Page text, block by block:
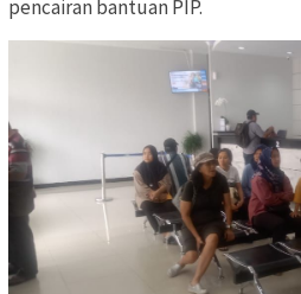
pencairan bantuan PIP.